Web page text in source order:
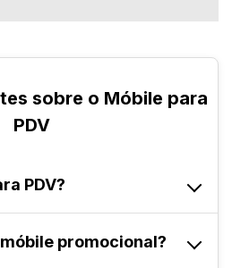
sobre o Móbile para
PDV
PDV?
suspenso utilizado na
lojas.
promocional?